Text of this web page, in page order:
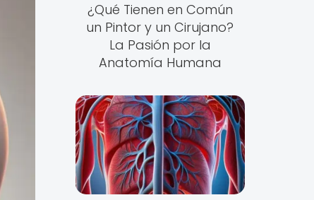
¿Qué Tienen en Común
un Pintor y un Cirujano?
La Pasión por la
Anatomía Humana